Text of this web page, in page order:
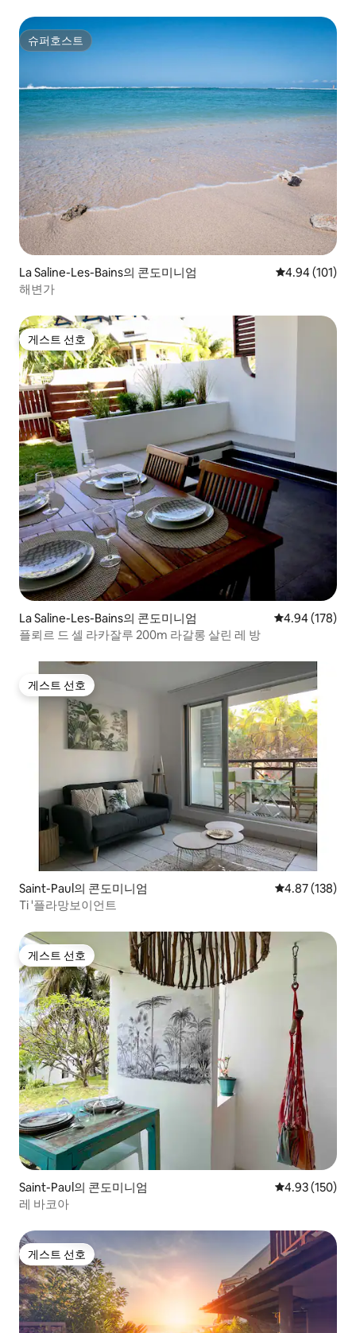
슈퍼호스트
슈퍼호스트
La Saline-Les-Bains의 콘도미니엄 평점 4.94점(5
4.94 (101)
해변가
게스트 선호
게스트 선호
La Saline-Les-Bains의 콘도미니엄 평점 4.94점(5
4.94 (178)
플뢰르 드 셀 라카잘루 200m 라갈롱 살린 레 방
게스트 선호
게스트 선호
Saint-Paul의 콘도미니엄 평점 4.87점(5
4.87 (138)
Ti '플라망보이언트
게스트 선호
게스트 선호
Saint-Paul의 콘도미니엄 평점 4.93점(5
4.93 (150)
레 바코아
게스트 선호
게스트 선호